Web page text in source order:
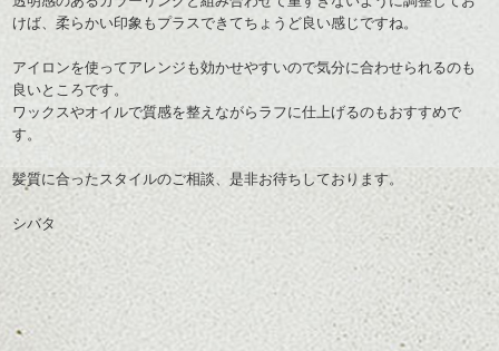
けば、柔らかい印象もプラスできてちょうど良い感じですね。
アイロンを使ってアレンジも効かせやすいので気分に合わせられるのも
良いところです。
ワックスやオイルで質感を整えながらラフに仕上げるのもおすすめで
す。
髪質に合ったスタイルのご相談、是非お待ちしております。
シバタ